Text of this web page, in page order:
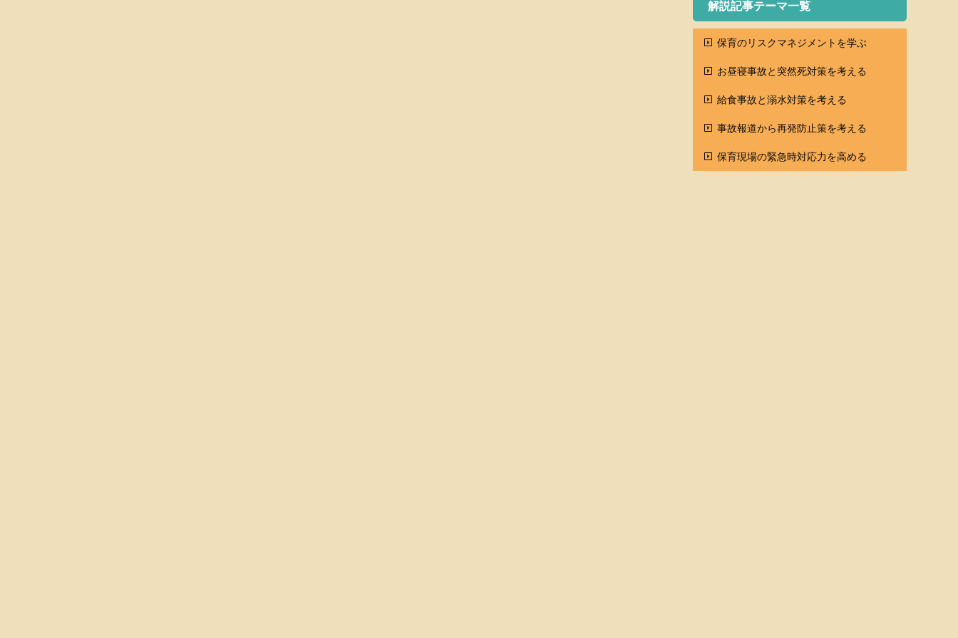
解説記事テーマ一覧
保育のリスクマネジメントを学ぶ
お昼寝事故と突然死対策を考える
給食事故と溺水対策を考える
事故報道から再発防止策を考える
保育現場の緊急時対応力を高める